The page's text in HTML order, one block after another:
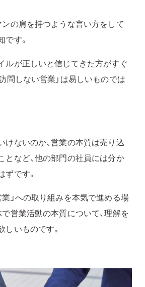
ンの肩を持つような言い方をして
す。
ルが正しいと信じてきた方がすぐ
問しない営業」は易しいものでは
けないのか、営業の本質は売り込
となど、他の部門の社員には分か
です。
業」への取り組みを本気で進める場
営業活動の本質について、理解を
いものです。